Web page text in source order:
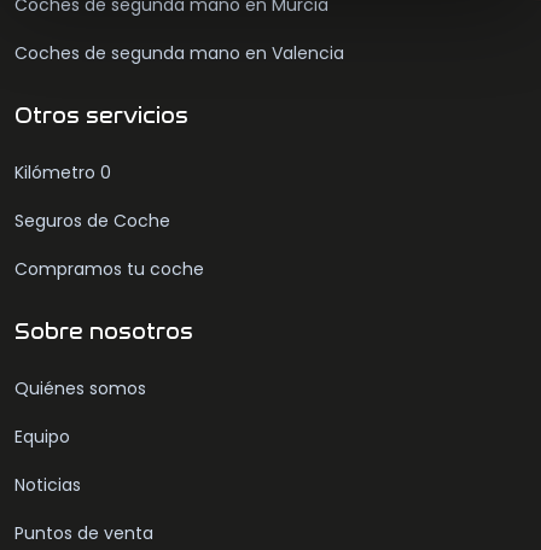
Coches de segunda mano en Valencia
Otros servicios
Kilómetro 0
Seguros de Coche
Compramos tu coche
Sobre nosotros
Quiénes somos
Equipo
Noticias
Puntos de venta